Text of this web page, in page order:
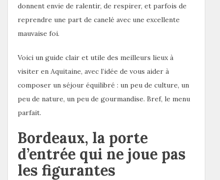
donnent envie de ralentir, de respirer, et parfois de
reprendre une part de canelé avec une excellente
mauvaise foi.
Voici un guide clair et utile des meilleurs lieux à
visiter en Aquitaine, avec l’idée de vous aider à
composer un séjour équilibré : un peu de culture, un
peu de nature, un peu de gourmandise. Bref, le menu
parfait.
Bordeaux, la porte
d’entrée qui ne joue pas
les figurantes